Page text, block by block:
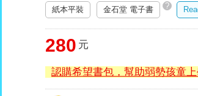
紙本平裝 金石堂 電子書 ?
280 元
認購希望書包，幫助弱勢孩童上